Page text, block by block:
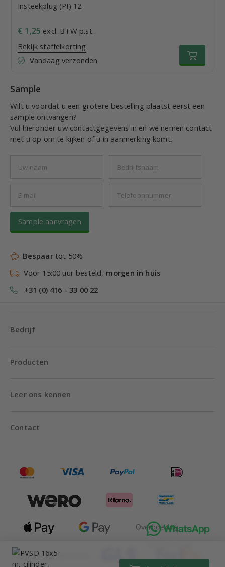
Insteekplug (PI) 12
€ 1,25 excl. BTW p.st.
Bekijk staffelkorting
Vandaag verzonden
Sample
Wilt u voordat u een grotere bestelling plaatst eerst een
sample ontvangen?
Vul hieronder uw contactgegevens in en we nemen contact
met u op om te kijken of u in aanmerking komt.
Sample aanvragen
Bespaartot 50%
Voor 15:00 uur besteld, morgen in huis
+31 (0) 416 - 33 00 22
Bedrijf
Producten
Leer ons kennen
Contact
Wij verzenden met